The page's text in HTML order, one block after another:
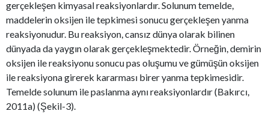
gerçekleşen kimyasal reaksiyonlardır. Solunum temelde,
maddelerin oksijen ile tepkimesi sonucu gerçekleşen yanma
reaksiyonudur. Bu reaksiyon, cansız dünya olarak bilinen
dünyada da yaygın olarak gerçekleşmektedir. Örneğin, demirin
oksijen ile reaksiyonu sonucu pas oluşumu ve gümüşün oksijen
ile reaksiyona girerek kararması birer yanma tepkimesidir.
Temelde solunum ile paslanma aynı reaksiyonlardır (Bakırcı,
2011a) (Şekil-3).